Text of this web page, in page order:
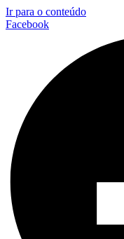
Ir para o conteúdo
Facebook